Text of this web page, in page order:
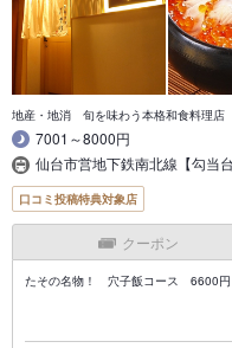
地産・地消 旬を味わう本格和食料理店
7001～8000円
仙台市営地下鉄南北線【勾当
口コミ投稿特典対象店
クーポン
たその名物！ 穴子飯コース 6600円